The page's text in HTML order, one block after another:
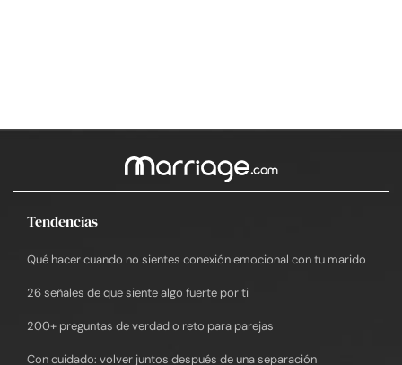
Tendencias
Qué hacer cuando no sientes conexión emocional con tu marido
26 señales de que siente algo fuerte por ti
200+ preguntas de verdad o reto para parejas
Con cuidado: volver juntos después de una separación